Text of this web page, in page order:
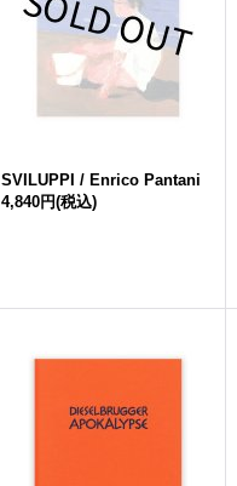
SVILUPPI / Enrico Pantani
4,840円(税込)